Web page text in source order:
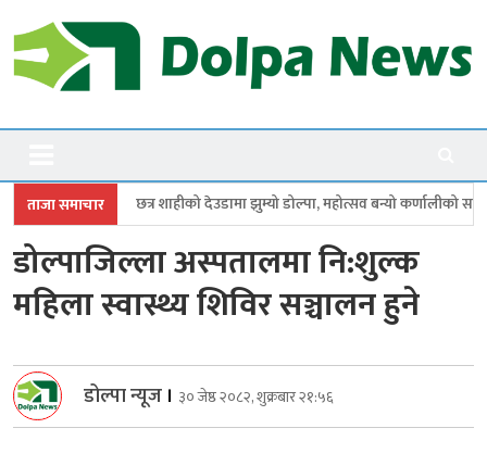
to
content
Dolpanews
ताजा समाचार
देउडामा झुम्यो डोल्पा, महोत्सव बन्यो कर्णालीको सांगीतिक उत्सव
डोल्पाजिल्ला अस्पतालमा नि:शुल्क
महिला स्वास्थ्य शिविर सञ्चालन हुने
डोल्पा न्यूज । ३० जेष्ठ २०८२, शुक्रबार २१:५६